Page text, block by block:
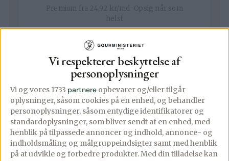
Vi respekterer beskyttelse af
personoplysninger
Vi og vores 1733 partnere opbevarer og/eller tilgår
oplysninger, såsom cookies på en enhed, og behandler
personoplysninger, såsom entydige identifikatorer og
standardoplysninger, som bliver sendt af en enhed, med
henblik på tilpassede annoncer og indhold, annonce- og
indholdsmåling og målgruppeindsigter samt med henblik
på at udvikle og forbedre produkter.Med din tilladelse kan
Premium fra 24,92 kr/md · Opsig når som
helst
Video af opskriften
Ingredienser
▢
1 portion
blinis – klik her for opskriften
▢
Smør til stegning